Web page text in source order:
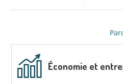
Économie et